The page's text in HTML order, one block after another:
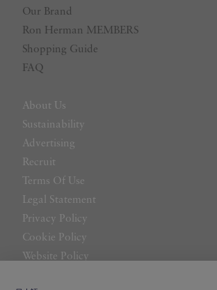
Our Brand
Ron Herman MEMBERS
Shopping Guide
FAQ
About Us
Sustainability
Advertising
Recruit
Terms Of Use
Legal Statement
Privacy Policy
Cookie Policy
Website Policy